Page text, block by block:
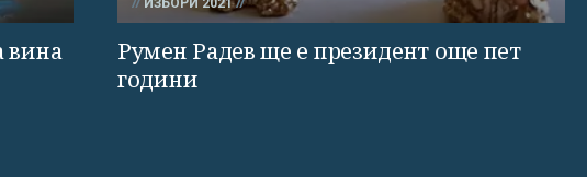
вина
ИЗБОРИ 2021
Румен Радев ще е президент още пет
години